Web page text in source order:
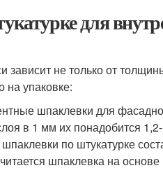
для
зависит не только от
на упаковке:
шпаклевки для
в 1 мм их понадобится
по штукатурке
шпаклевка на